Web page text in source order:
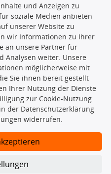
die gesamte Datenbank dürfen
gesamte Datenbank ohne
zu verbreiten
ausführen zu lassen. Ein
identifizierte Ersatzteil
notwendig, um
und Anzeigen zu
soziale Medien anbieten
unserer Website zu
wir Informationen zu Ihrer
an unsere Partner für
Analysen weiter. Unsere
möglicherweise mit
Sie ihnen bereit gestellt
Ihrer Nutzung der Dienste
zur Cookie-Nutzung
der Datenschutzerklärung
widerrufen.